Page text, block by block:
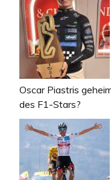
Oscar Piastris
des F1-Stars?